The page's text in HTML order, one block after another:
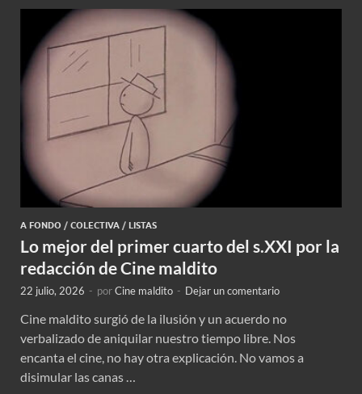
A FONDO / COLECTIVA / LISTAS
Lo mejor del primer cuarto del s.XXI por la
redacción de Cine maldito
22 julio, 2026 - porCine maldito - Dejar un comentario
Cine maldito surgió de la ilusión y un acuerdo no
verbalizado de aniquilar nuestro tiempo libre. Nos
encanta el cine, no hay otra explicación. No vamos a
disimular las canas …